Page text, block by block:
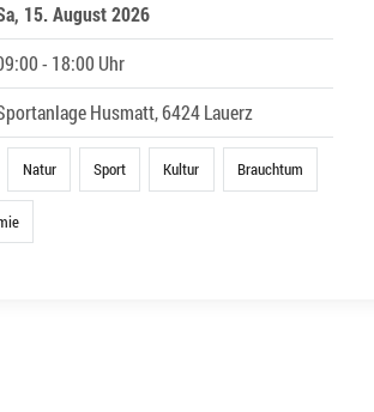
15. August 2026
- 18:00 Uhr
Husmatt, 6424 Lauerz
Natur Sport Kultur Brauchtum